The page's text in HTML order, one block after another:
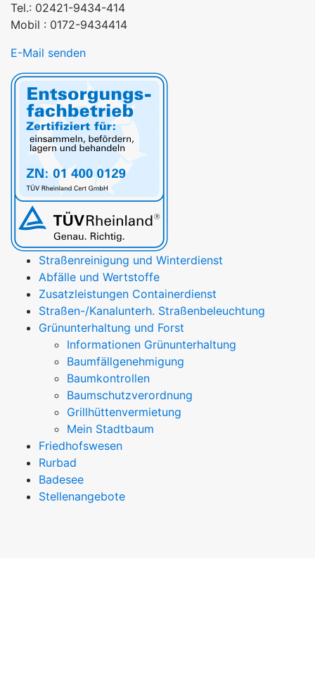
Tel.: 02421-9434-414
Mobil : 0172-9434414
E-Mail senden
Straßenreinigung und Winterdienst
Abfälle und Wertstoffe
Zusatzleistungen Containerdienst
Straßen-/Kanalunterh. Straßenbeleuchtung
Grünunterhaltung und Forst
Informationen Grünunterhaltung
Baumfällgenehmigung
Baumkontrollen
Baumschutzverordnung
Grillhüttenvermietung
Mein Stadtbaum
Friedhofswesen
Rurbad
Badesee
Stellenangebote